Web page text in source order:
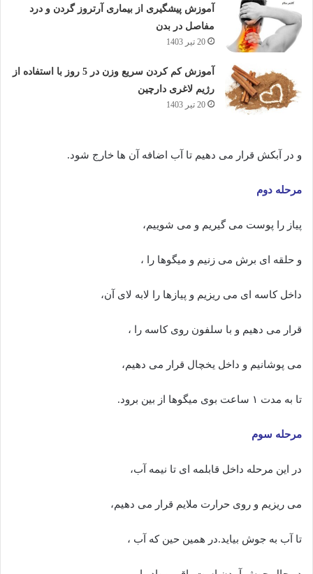
آموزش پیشگیری از بیماری آرتروز گردن و درد
مفاصل در بدن
20 تیر 1403
آموزش کم کردن سریع وزن در 5 روز با استفاده از
رژیم لاغری دارچین
20 تیر 1403
و در آبکش قرار می دهیم تا آب اضافه آن ها خارج شود.
مرحله دوم
پیاز را پوست می گیریم و می شوییم،
و حلقه ای برش می زنیم و میگوها را ،
داخل کاسه ای می ریزیم و پیازها را لابه لای آن،
قرار می دهیم و با سلفون روی کاسه را ،
می پوشانیم و داخل یخچال قرار می دهیم،
تا به مدت ۱ ساعت بوی میگوها از بین برود.
مرحله سوم
در این مرحله داخل قابلمه ای تا نیمه آب،
می ریزیم و روی حرارت ملایم قرار می دهیم،
تا آب به جوش بیاید.در همین حین که آب ،